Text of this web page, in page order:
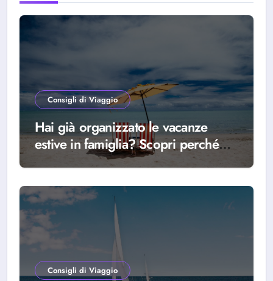
Consigli di Viaggio
Hai già organizzato le vacanze
estive in famiglia? Scopri perché
scegliere Alba Adriatica
Consigli di Viaggio